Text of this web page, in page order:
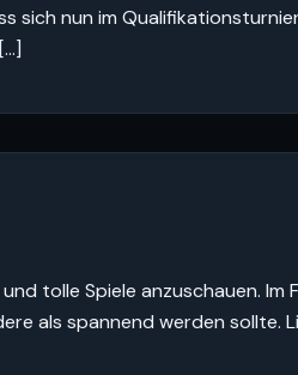
sich nun im
tolle Spiele anzuschauen. Im
als spannend werden sollte.